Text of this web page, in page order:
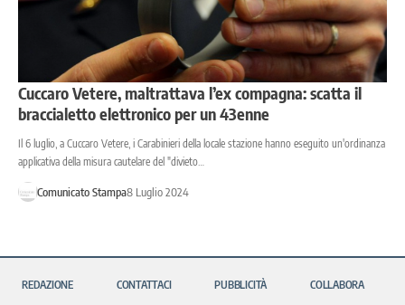
Cuccaro Vetere, maltrattava l’ex compagna: scatta il
braccialetto elettronico per un 43enne
Il 6 luglio, a Cuccaro Vetere, i Carabinieri della locale stazione hanno eseguito un'ordinanza
applicativa della misura cautelare del "divieto…
Comunicato Stampa8 Luglio 2024
REDAZIONE CONTATTACI PUBBLICITÀ COLLABORA